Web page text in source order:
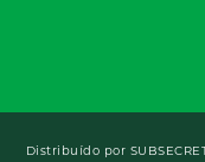
Distribuído por